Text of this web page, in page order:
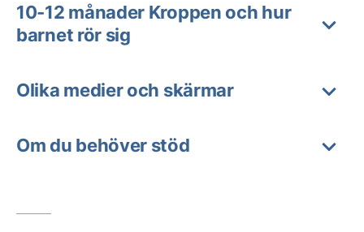
10-12 månader Kroppen och hur
barnet rör sig
Olika medier och skärmar
Om du behöver stöd